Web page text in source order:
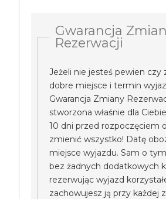
Gwarancja
Rezerwacji
Jeżeli nie jesteś pewien czy
dobre miejsce i termin
Gwarancja Zmiany
stworzona właśnie dla
10 dni przed rozpoczęciem
zmienić wszystko! Datę
miejsce wyjazdu. Sam o
bez żadnych dodatkowych
rezerwując wyjazd
zachowujesz ją przy każdej